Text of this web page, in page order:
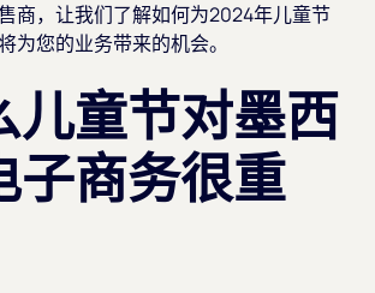
商，让我们了解如何为2024年儿童节
为您的业务带来的机会。
儿童节对墨西
子商务很重